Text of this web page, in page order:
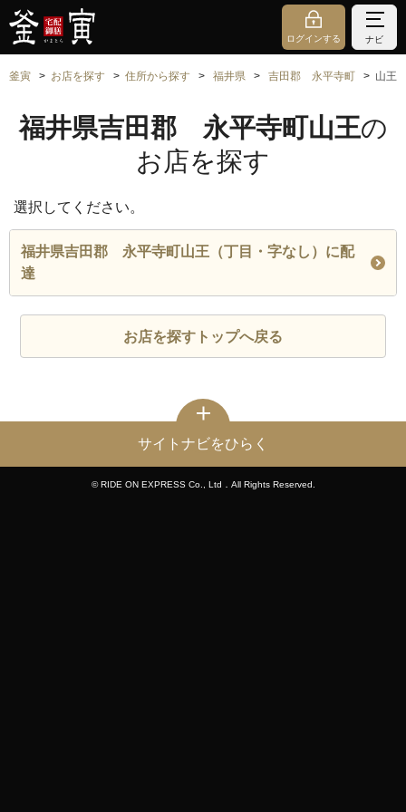
ログインする ナビ
釜寅 お店を探す 住所から探す 福井県 吉田郡 永平寺町 山王
福井県吉田郡 永平寺町山王の
お店を探す
選択してください。
福井県吉田郡 永平寺町山王（丁目・字なし）に配
達
お店を探すトップへ戻る
サイトナビをひらく
© RIDE ON EXPRESS Co., Ltd．All Rights Reserved.